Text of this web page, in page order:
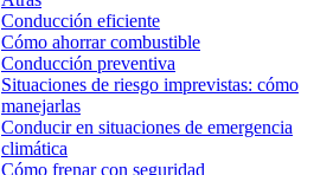
Conducción eficiente
Cómo ahorrar combustible
Conducción preventiva
Situaciones de riesgo imprevistas: cómo
manejarlas
Conducir en situaciones de emergencia
climática
Cómo frenar con seguridad